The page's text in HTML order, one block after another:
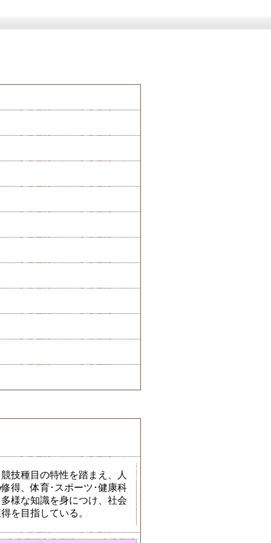
技種目の特性を踏まえ、人
得、体育･スポーツ･健康科
様な知識を身につけ、社会
を目指している。